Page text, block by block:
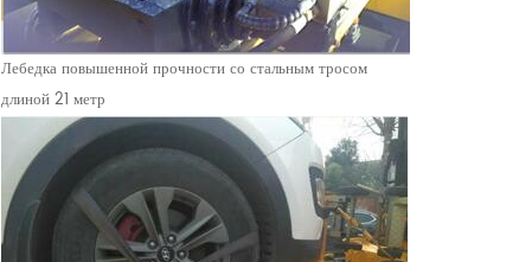
Лебедка повышенной прочности со стальным тросом
длиной 21 метр